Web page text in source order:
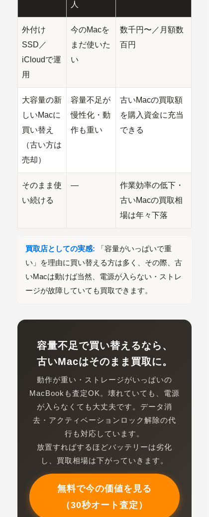
人
外付け
SSD／
iCloudで運
用
今のMacを
まだ使いた
い
数千円〜／月額数
百円
大容量の新
しいMacに
買い替え
（古い方は
売却）
容量不足が
慢性化・動
作も重い
古いMacの買取額
を購入資金に充当
できる
そのまま使
い続ける
—
作業効率の低下・
古いMacの買取相
場は年々下落
買取店としての実感: 「容量がいっぱいで重
い」を理由に買い替える方は多く、その際、 古
いMacは動けば当然、電源が入らない・ストレ
ージが故障していても買取できます。
容量不足で買い替えるなら、
古いMacはそのまま買取に。
動作が重い・ストレージがいっぱいの
MacBookも査定OK。壊れていても、電源
が入らなくても大丈夫です。データ消
去・アクティベーションロック解除の代
行も対応しています。
放置すればするほどバッテリーは劣化
し、買取相場は下がっていきます。
無料で今の価値を見る
（30秒オート査定）